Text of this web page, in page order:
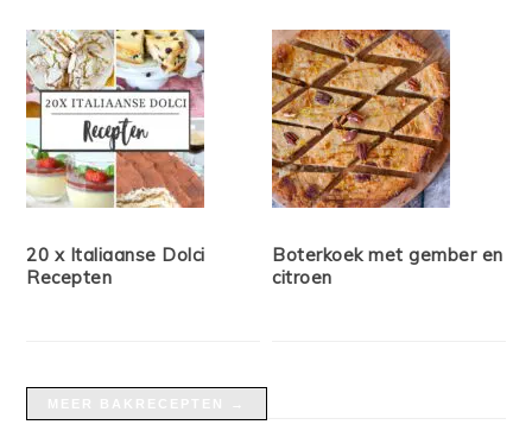
20 x Italiaanse Dolci
Recepten
Boterkoek met gember en
citroen